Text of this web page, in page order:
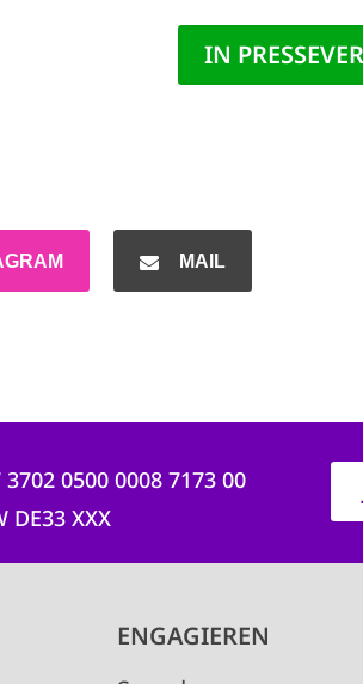
MAIL
3702 0500 0008 7173 00
DE33 XXX
ENGAGIEREN